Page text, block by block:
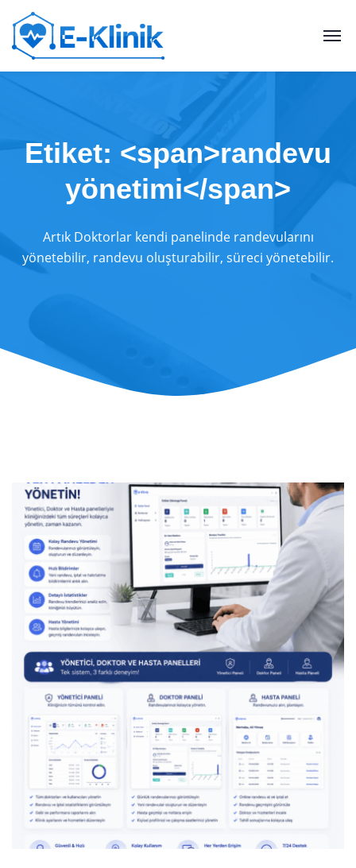
Etiket: <span>randevu
yönetimi</span>
Artık Doktorlar kendi panelinde randevularını
yönetebilir, randevu oluşturabilir, süreci yönetebilir.